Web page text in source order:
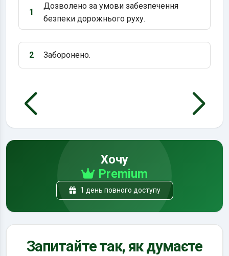
Варіант 1:
1
Дозволено за умови забезпечення
безпеки дорожнього руху.
Варіант 2:
2 Заборонено.
Хочу
Premium
1 день повного доступу
Запитайте так, як думаєте